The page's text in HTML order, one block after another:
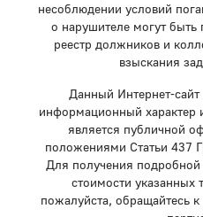
несоблюдении условий
о нарушителе могут
реестр должников и
взыскания
Данный Интернет-
информационный характер
является публичной
положениями Статьи 437
Для получения
стоимости указанных
пожалуйста, обращайтесь